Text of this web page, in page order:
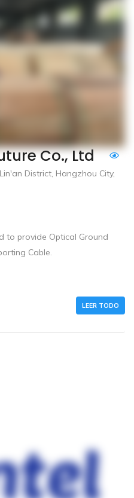
Co., Ltd
District, Hangzhou City,
to provide Optical Ground
Cable.
LEER TODO